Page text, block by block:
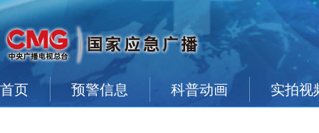
首页 预警信息 科普动画 实拍视